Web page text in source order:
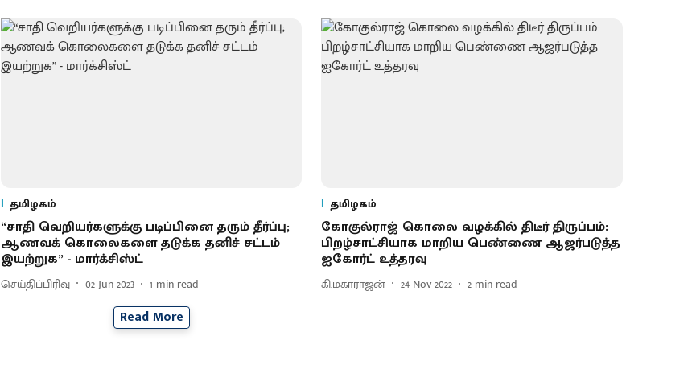
தமிழகம்
“சாதி வெறியர்களுக்கு படிப்பினை தரும் தீர்ப்பு;
ஆணவக் கொலைகளை தடுக்க தனிச் சட்டம்
இயற்றுக” - மார்க்சிஸ்ட்
செய்திப்பிரிவு 02 Jun 2023 1 min read
தமிழகம்
கோகுல்ராஜ் கொலை வழக்கில் திடீர் திருப்பம்:
பிறழ்சாட்சியாக மாறிய பெண்ணை ஆஜர்படுத்த
ஐகோர்ட் உத்தரவு
கி.மகாராஜன் 24 Nov 2022 2 min read
Read More